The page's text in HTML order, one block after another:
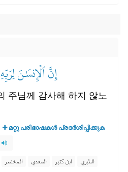
إِنَّ ٱلۡإِنسَٰنَ
주님께 감사해 하지 않노
മറ്റു പരിഭാഷകൾ പ്രദർശിപ്പിക്കുക
المختصر السعدي ابن كثير الطبري